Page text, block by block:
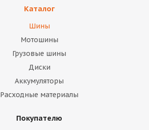
Каталог
Шины
Мотошины
Грузовые шины
Диски
Аккумуляторы
Расходные материалы
Покупателю